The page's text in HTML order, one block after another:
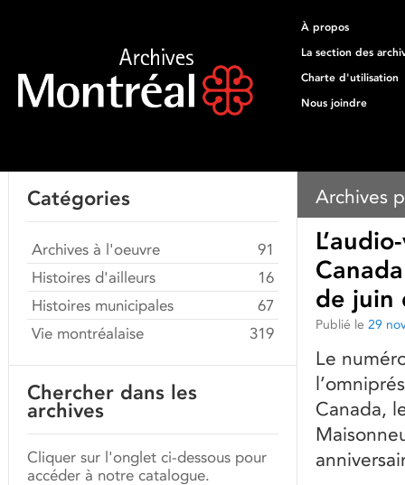
À propos
La section des
Charte d'utilisation
Nous joindre
Archives
de juin
Publié le 29
Le
Canada,
Catégories
Archives à l'oeuvre
91
Histoires d'ailleurs
16
Histoires municipales
67
Vie montréalaise
319
Chercher dans les
archives
Cliquer sur l'onglet ci-dessous pour
accéder à notre catalogue.